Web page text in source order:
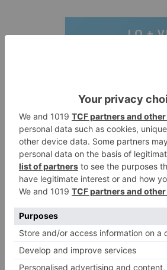
LO +
2
Villatoro
dejar atrás
inicio de
3
Un
herido en
entre un
4
La
el